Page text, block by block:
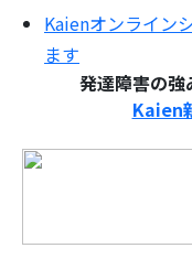
Kaienオンライン
ます
発達障害の強
Kaien